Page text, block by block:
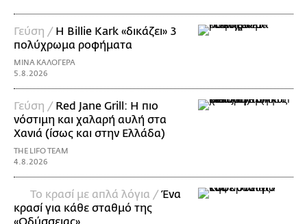
Γεύση / H Billie Kark «δικάζει» 3
πολύχρωμα ροφήματα
ΜΙΝΑ ΚΑΛΟΓΕΡΑ
5.8.2026
Γεύση / Red Jane Grill: Η πιο
νόστιμη και χαλαρή αυλή στα
Χανιά (ίσως και στην Ελλάδα)
THE LIFO TEAM
4.8.2026
Το κρασί με απλά λόγια /Ένα
κρασί για κάθε σταθμό της